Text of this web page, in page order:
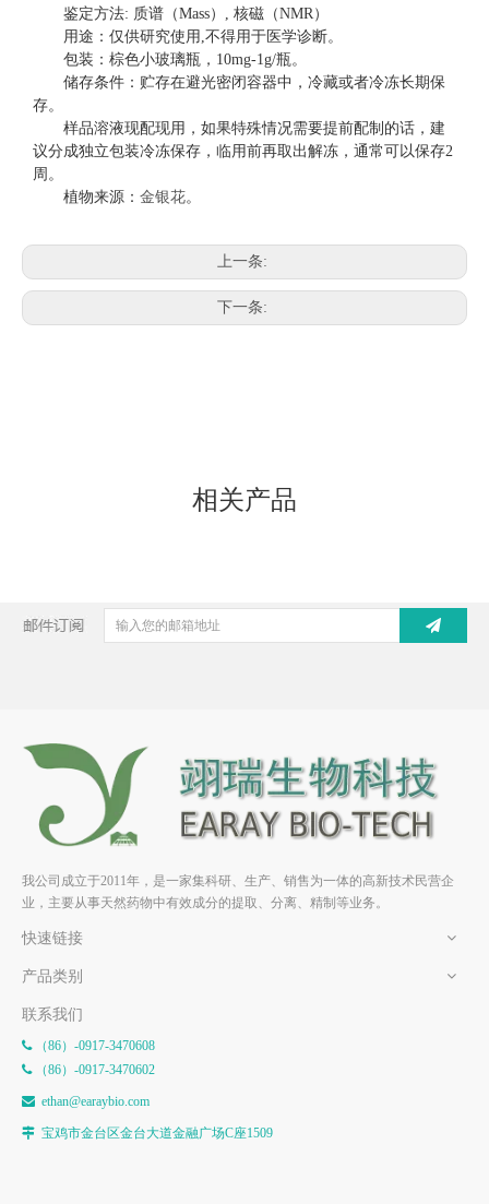
鉴定方法: 质谱（Mass）, 核磁（NMR）
用途：仅供研究使用 ,不得用于医学诊断。
包装：棕色小玻璃瓶， 10mg-1g/瓶。
储存条件：贮存在避光密闭容器中，冷藏或者冷冻长期保
存。
样品溶液现配现用，如果特殊情况需要提前配制的话，建
议分成独立包装冷冻保存，临用前再取出解冻，通常可以保存2
周。
植物来源： 金银花。
上一条:
下一条:
相关产品
木犀草素 HPLC≥98% 中药对
照品 标准品 CAS：491-70-3
照品 标准品 CAS：5373-11-5
我公司成立于2011年，是一家集科研、生产、销售为一体的高新技术民营企
业，主要从事天然药物中有效成分的提取、分离、精制等业务。
快速链接
产品类别
联系我们
（86）-0917-3470608
（86）-0917-3470602
 ethan@earaybio.com
 宝鸡市金台区金台大道金融广场C座1509